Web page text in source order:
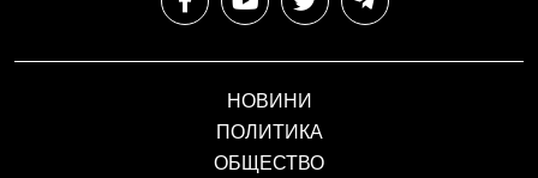
НОВИНИ
ПОЛИТИКА
ОБЩЕСТВО